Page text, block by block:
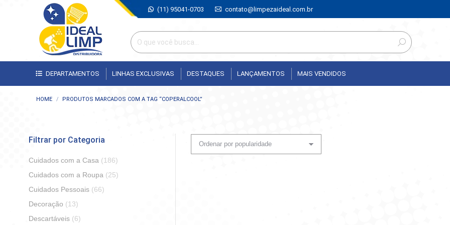
(11) 95041-0703 contato@limpezaideal.com.br
DEPARTAMENTOS LINHAS EXCLUSIVAS DESTAQUES LANÇAMENTOS MAIS VENDIDOS
Você está aqui:
HOME PRODUTOS MARCADOS COM A TAG “COPERALCOOL”
Filtrar por Categoria
Cuidados com a Casa (186)
Cuidados com a Roupa (25)
Cuidados Pessoais (66)
Decoração (13)
Descartáveis (6)